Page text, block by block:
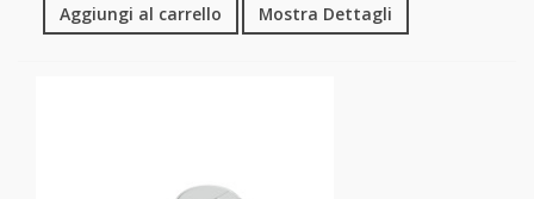
Aggiungi al carrello Mostra Dettagli